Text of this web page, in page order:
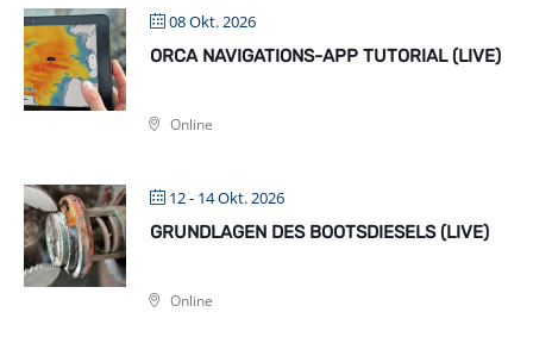
08 Okt. 2026
ORCA NAVIGATIONS-APP TUTORIAL (LIVE)
Online
12 - 14 Okt. 2026
GRUNDLAGEN DES BOOTSDIESELS (LIVE)
Online